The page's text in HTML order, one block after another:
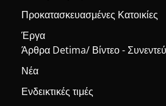
Προκατασκευασμένες Κατοικίες
Έργα
Άρθρα Detima/ Βίντεο -
Νέα
Ενδεικτικές τιμές